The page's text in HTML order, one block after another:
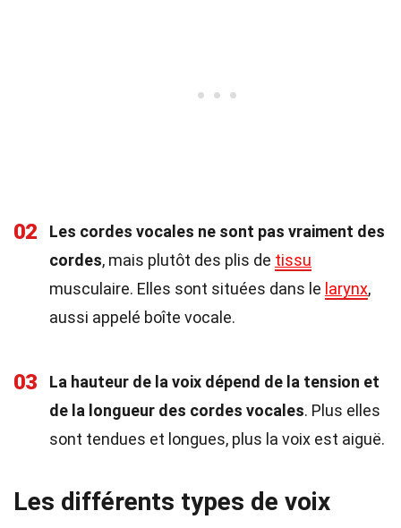
02
Les cordes vocales ne sont pas vraiment des
cordes, mais plutôt des plis de tissu
musculaire. Elles sont situées dans le larynx,
aussi appelé boîte vocale.
03
La hauteur de la voix dépend de la tension et
de la longueur des cordes vocales. Plus elles
sont tendues et longues, plus la voix est aiguë.
Les différents types de voix